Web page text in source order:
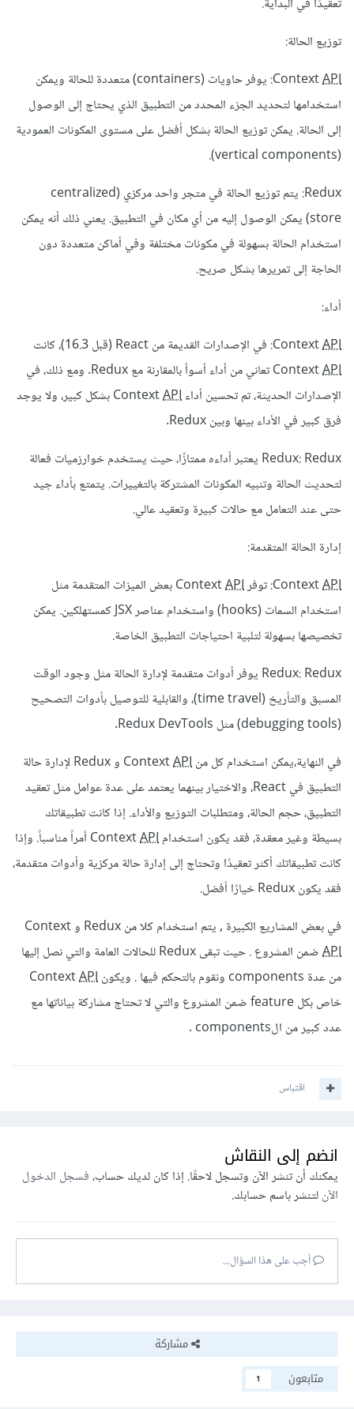
تعقيدًا في البداية.
توزيع الحالة:
ContextAPI
: يوفر حاويات (containers) متعددة للحالة ويمكن
استخدامها لتحديد الجزء المحدد من التطبيق الذي يحتاج إلى الوصول
إلى الحالة. يمكن توزيع الحالة بشكل أفضل على مستوى المكونات العمودية
Redux: يتم توزيع الحالة في متجر واحد مركزي (centralized
store) يمكن الوصول إليه من أي مكان في التطبيق. يعني ذلك أنه يمكن
استخدام الحالة بسهولة في مكونات مختلفة وفي أماكن متعددة دون
الحاجة إلى تمريرها بشكل صريح.
أداء:
ContextAPI
: في الإصدارات القديمة من React (قبل 16.3)، كانت
ContextAPI
تعاني من أداء أسوأ بالمقارنة مع Redux. ومع ذلك، في
الإصدارات الحديثة، تم تحسين أداء ContextAPI
بشكل كبير، ولا يوجد
فرق كبير في الأداء بينها وبين Redux.
Redux: Redux يعتبر أداءه ممتازًا، حيث يستخدم خوارزميات فعالة
لتحديث الحالة وتنبيه المكونات المشتركة بالتغييرات. يتمتع بأداء جيد
حتى عند التعامل مع حالات كبيرة وتعقيد عالي.
إدارة الحالة المتقدمة:
ContextAPI : توفر ContextAPI
بعض الميزات المتقدمة مثل
استخدام السمات (hooks) واستخدام عناصر JSX كمستهلكين. يمكن
تخصيصها بسهولة لتلبية احتياجات التطبيق الخاصة.
Redux: Redux يوفر أدوات متقدمة لإدارة الحالة مثل وجود الوقت
المسبق والتأريخ (time travel)، والقابلية للتوصيل بأدوات التصحيح
في النهاية،يمكن استخدام كل من ContextAPI
و Redux لإدارة حالة
التطبيق في React، والاختيار بينهما يعتمد على عدة عوامل مثل تعقيد
التطبيق، حجم الحالة، ومتطلبات التوزيع والأداء. إذا كانت تطبيقاتك
بسيطة وغير معقدة، فقد يكون استخدام ContextAPI
أمراً مناسباً. وإذا
كانت تطبيقاتك أكثر تعقيدًا وتحتاج إلى إدارة حالة مركزية وأدوات متقدمة،
فقد يكون Redux خيارًا أفضل.
في بعض المشاريع الكبيرة , يتم استخدام كلا من Redux و Context
API
ضمن المشروع . حيث تبقى Redux للحالات العامة والتي نصل إليها
من عدة components ونقوم بالتحكم فيها . ويكون Context
API
خاص بكل feature ضمن المشروع والتي لا تحتاج مشاركة بياناتها مع
عدد كبير من الcomponents .
اقتباس
انضم إلى النقاش
يمكنك أن تنشر الآن وتسجل لاحقًا. إذا كان لديك حساب،فسجل الدخول
الآنلتنشر باسم حسابك.
أجب على هذا السؤال...
مشاركة
متابعون
1